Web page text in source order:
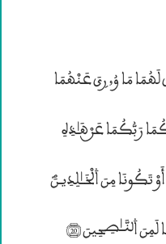
لِيُبْدِيَ لَهُمَا مَا وُﹼرۣيَ عَنْهُمَا
رَبُّكُمَا عَــنْ هَـٰذِهِ
۱لشَّجَرَةِ إِلٓاَّ أَن تَكُونَا مَلَكَيْنِ أَوْ تَكُونَا مِنَ ۰لْخَــٰلِدِيـنَؐ
(19) ® وَقَاسَمَهُمَآ إِنِّى لَكُمَا لَمِنَ ۰ڤنَّــٰصِحِينَ (20)